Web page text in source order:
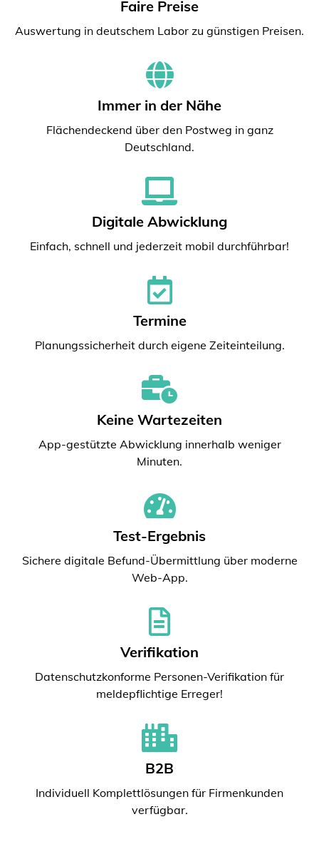
Faire Preise
Auswertung in deutschem Labor zu günstigen Preisen.
Immer in der Nähe
Flächendeckend über den Postweg in ganz
Deutschland.
Digitale Abwicklung
Einfach, schnell und jederzeit mobil durchführbar!
Termine
Planungssicherheit durch eigene Zeiteinteilung.
Keine Wartezeiten
App-gestützte Abwicklung innerhalb weniger
Minuten.
Test-Ergebnis
Sichere digitale Befund-Übermittlung über moderne
Web-App.
Verifikation
Datenschutzkonforme Personen-Verifikation für
meldepflichtige Erreger!
B2B
Individuell Komplettlösungen für Firmenkunden
verfügbar.